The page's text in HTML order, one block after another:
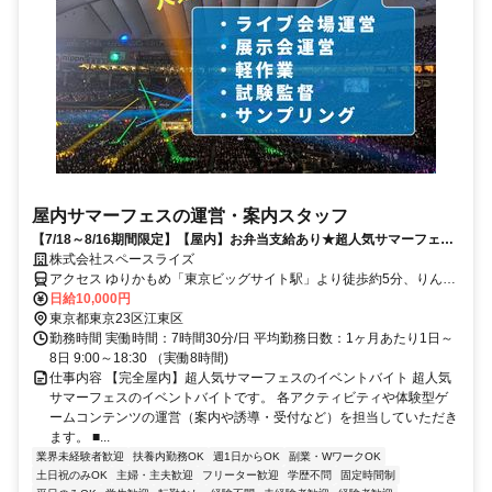
屋内サマーフェスの運営・案内スタッフ
【7/18～8/16期間限定】【屋内】お弁当支給あり★超人気サマーフェ
ス！スマホ申請＆即日現金♪
株式会社スペースライズ
アクセス ゆりかもめ「東京ビッグサイト駅」より徒歩約5分、りんか
い線「国際展示場駅」より徒歩約9分
日給10,000円
東京都東京23区江東区
勤務時間 実働時間：7時間30分/日 平均勤務日数：1ヶ月あたり1日～
8日 9:00～18:30 （実働8時間)
仕事内容 【完全屋内】超人気サマーフェスのイベントバイト 超人気
サマーフェスのイベントバイトです。 各アクティビティや体験型ゲ
ームコンテンツの運営（案内や誘導・受付など）を担当していただき
ます。 ■...
業界未経験者歓迎 扶養内勤務OK 週1日からOK
副業・WワークOK
土日祝のみOK
主婦・主夫歓迎 フリーター歓迎 学歴不問
固定時間制